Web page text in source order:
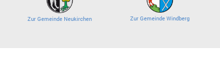
Zur Gemeinde Neukirchen Zur Gemeinde Windberg